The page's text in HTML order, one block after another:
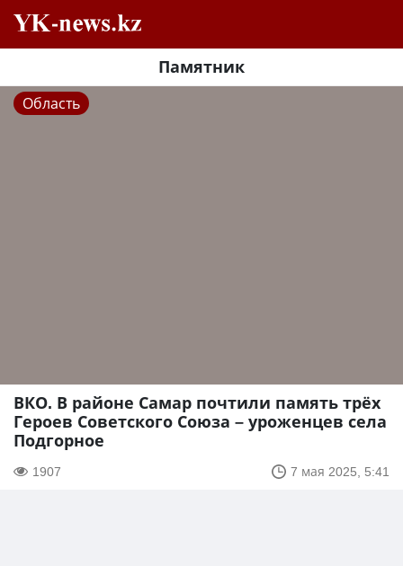
Памятник
Область
ВКО. В районе Самар почтили память трёх
Героев Советского Союза – уроженцев села
Подгорное
1907 7 мая 2025, 5:41